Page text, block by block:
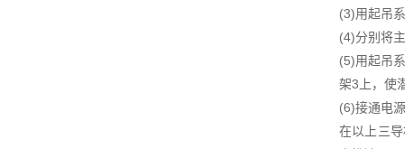
(3)用起吊
(4)分别将
(5)用起吊
架3上，使
(6)接通电
在以上三